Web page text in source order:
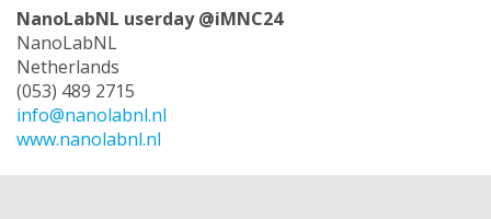
NanoLabNL userday @iMNC24
NanoLabNL
Netherlands
(053) 489 2715
info@nanolabnl.nl
www.nanolabnl.nl